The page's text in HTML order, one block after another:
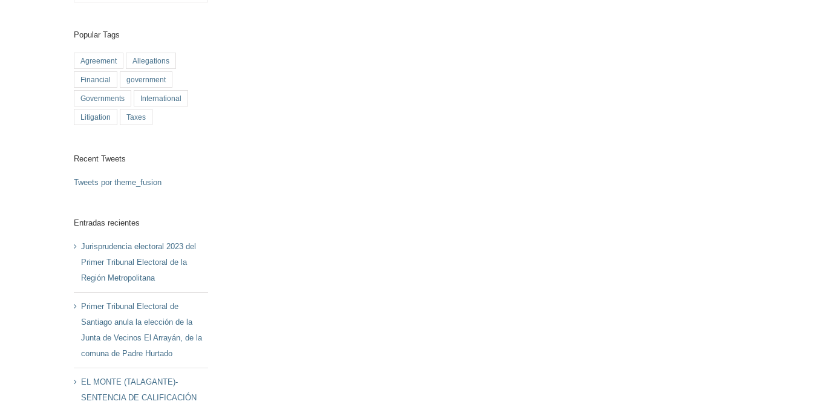
Popular Tags
Agreement Allegations
Financial government
Governments International
Litigation Taxes
Recent Tweets
Tweets por theme_fusion
Entradas recientes
Jurisprudencia electoral 2023 del
Primer Tribunal Electoral de la
Región Metropolitana
Primer Tribunal Electoral de
Santiago anula la elección de la
Junta de Vecinos El Arrayán, de la
comuna de Padre Hurtado
EL MONTE (TALAGANTE)-
SENTENCIA DE CALIFICACIÓN